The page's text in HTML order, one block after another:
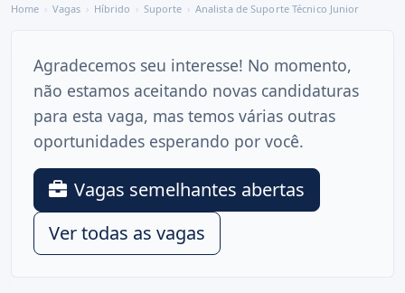
Home Vagas Híbrido Suporte Analista de Suporte Técnico Junior
Agradecemos seu interesse! No momento,
não estamos aceitando novas candidaturas
para esta vaga, mas temos várias outras
oportunidades esperando por você.
Vagas semelhantes abertas
Ver todas as vagas